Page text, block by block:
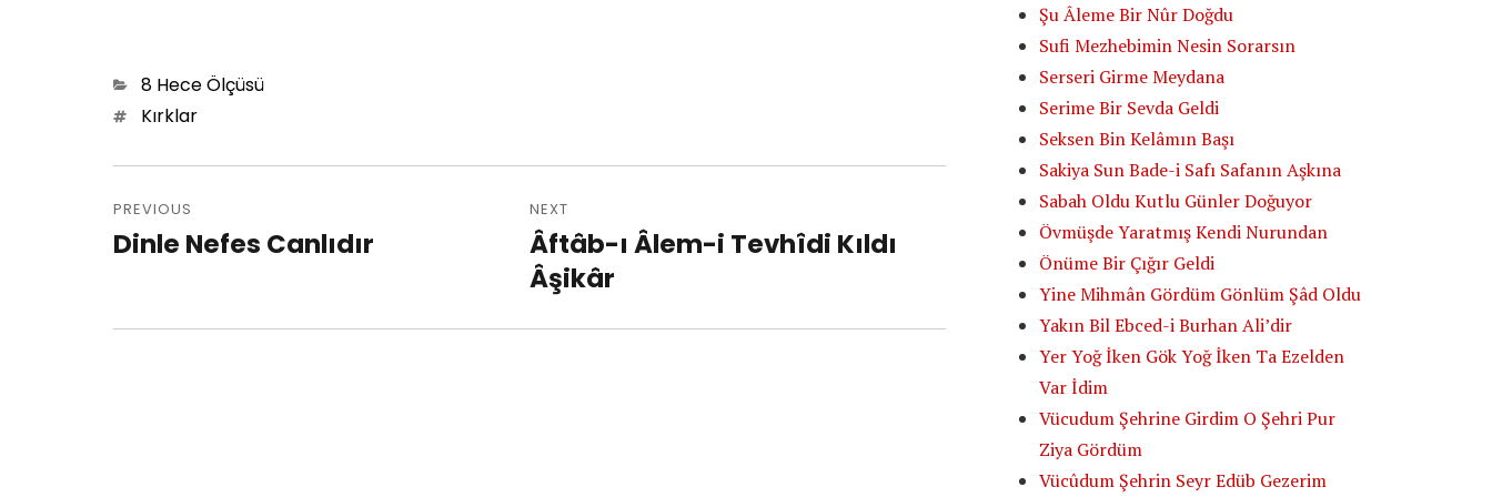
Categories
8 Hece Ölçüsü
TagsKırklar
Post
navigation
PREVIOUS
Previous
Dinle Nefes Canlıdır
NEXT
Next
post:
Âftâb-ı Âlem-i Tevhîdi Kıldı
Âşikâr
Şu Âleme Bir Nûr Doğdu
Sufi Mezhebimin Nesin Sorarsın
Serseri Girme Meydana
Serime Bir Sevda Geldi
Seksen Bin Kelâmın Başı
Sakiya Sun Bade-i Safı Safanın Aşkına
Sabah Oldu Kutlu Günler Doğuyor
Övmüşde Yaratmış Kendi Nurundan
Önüme Bir Çığır Geldi
Yine Mihmân Gördüm Gönlüm Şâd Oldu
Yakın Bil Ebced-i Burhan Ali’dir
Yer Yoğ İken Gök Yoğ İken Ta Ezelden
Var İdim
Vücudum Şehrine Girdim O Şehri Pur
Ziya Gördüm
Vücûdum Şehrin Seyr Edüb Gezerim